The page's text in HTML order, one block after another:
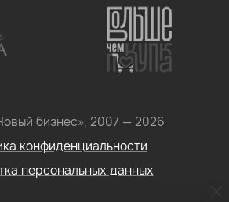
бизнес», 2007 — 2026
конфиденциальности
персональных данных